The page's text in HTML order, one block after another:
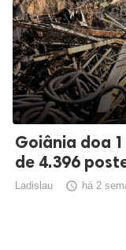
Goiânia doa
de 4.396
Ladislau  há 2